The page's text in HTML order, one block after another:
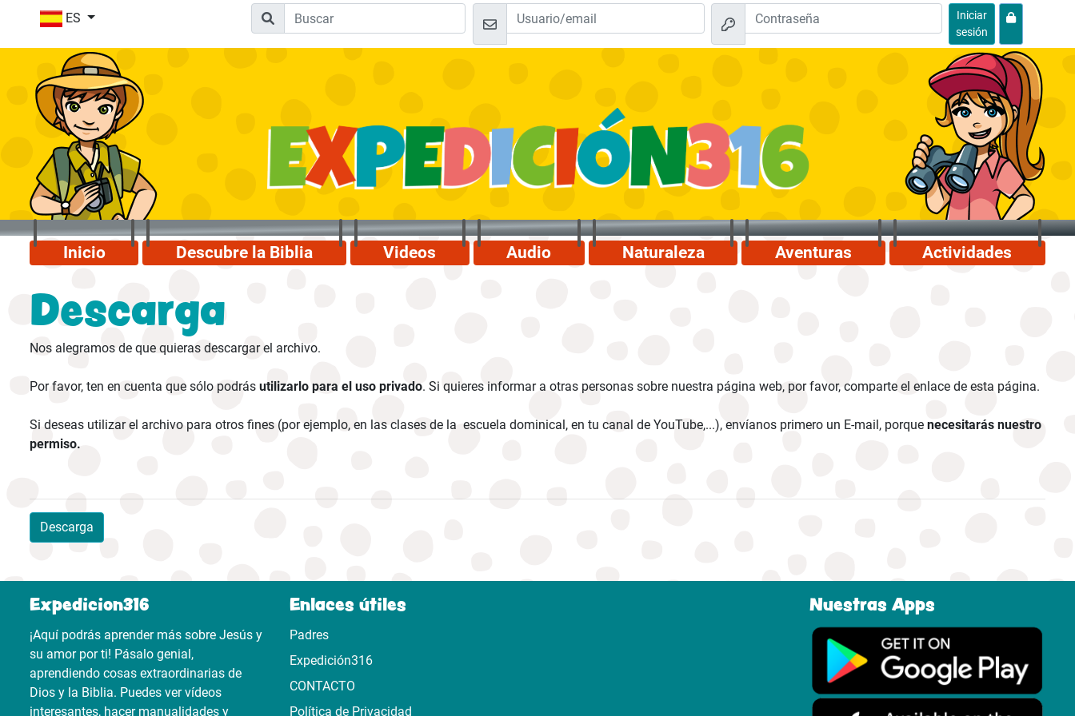
ES
Iniciar
sesión
Inicio Descubre la Biblia Videos Audio Naturaleza Aventuras Actividades
Descarga
Nos alegramos de que quieras descargar el archivo.
Por favor, ten en cuenta que sólo podrás utilizarlo para el uso privado. Si quieres informar a otras personas sobre nuestra página web, por favor, comparte el enlace de esta página.
Si deseas utilizar el archivo para otros fines (por ejemplo, en las clases de la escuela dominical, en tu canal de YouTube,...), envíanos primero un E-mail, porque necesitarás nuestro
permiso.
Descarga
Expedicion316
¡Aquí podrás aprender más sobre Jesús y
su amor por ti! Pásalo genial,
aprendiendo cosas extraordinarias de
Dios y la Biblia. Puedes ver vídeos
interesantes, hacer manualidades y
Enlaces útiles
Padres
Expedición316
CONTACTO
Política de Privacidad
Nuestras Apps